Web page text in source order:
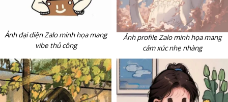
Ảnh đại diện Zalo minh họa mang
vibe thủ công
Ảnh profile Zalo minh họa mang
cảm xúc nhẹ nhàng